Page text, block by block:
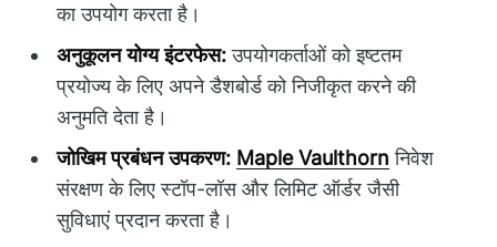
का उपयोग करता है।
अनुकूलन योग्य इंटरफेस:उपयोगकर्ताओं को इष्टतम
प्रयोज्य के लिए अपने डैशबोर्ड को निजीकृत करने की
अनुमति देता है।
जोखिम प्रबंधन उपकरण: Maple Vaulthorn निवेश
संरक्षण के लिए स्टॉप-लॉस और लिमिट ऑर्डर जैसी
सुविधाएं प्रदान करता है।